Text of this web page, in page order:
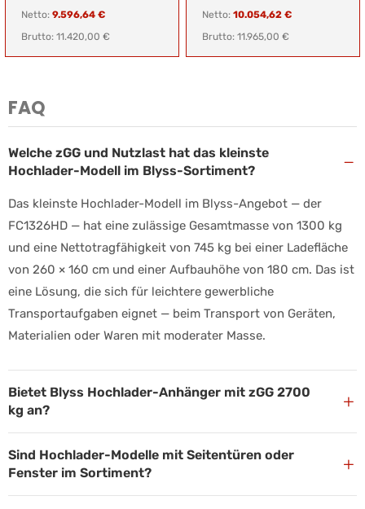
Netto: 9.596,64 €
Brutto: 11.420,00 €
Netto: 10.054,62 €
Brutto: 11.965,00 €
FAQ
Welche zGG und Nutzlast hat das kleinste
Hochlader-Modell im Blyss-Sortiment?
−
Das kleinste Hochlader-Modell im Blyss-Angebot — der
FC1326HD — hat eine zulässige Gesamtmasse von 1300 kg
und eine Nettotragfähigkeit von 745 kg bei einer Ladefläche
von 260 × 160 cm und einer Aufbauhöhe von 180 cm. Das ist
eine Lösung, die sich für leichtere gewerbliche
Transportaufgaben eignet — beim Transport von Geräten,
Materialien oder Waren mit moderater Masse.
Bietet Blyss Hochlader-Anhänger mit zGG 2700
kg an?
+
Sind Hochlader-Modelle mit Seitentüren oder
Fenster im Sortiment?
+